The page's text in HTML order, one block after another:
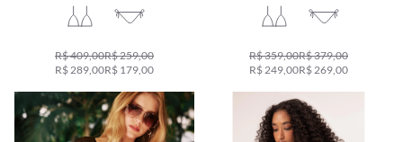
R$ 409,00
R$ 289,00
R$ 259,00
R$ 179,00
R$ 359,00
R$ 249,00
R$ 379,00
R$ 269,00